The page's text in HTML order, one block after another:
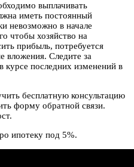
выплачивать
иметь постоянный
невозможно в начале
чтобы хозяйство на
прибыль, потребуется
вложения. Следите за
курсе последних изменений в
бесплатную консультацию
форму обратной связи.
ипотеку под 5%.